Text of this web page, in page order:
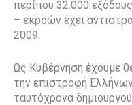
περίπου 32.000
– εκροών έχει
2009.
Ως Κυβέρνηση έχουμε
την επιστροφή
ταυτόχρονα